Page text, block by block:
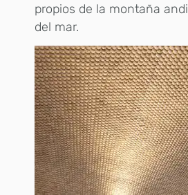
propios de la montaña
del mar.